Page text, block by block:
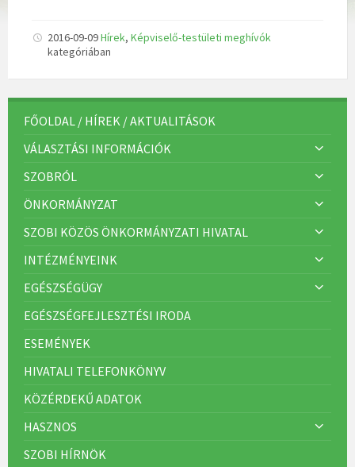
2016-09-09Hírek, Képviselő-testületi meghívók
kategóriában
FŐOLDAL / HÍREK / AKTUALITÁSOK
VÁLASZTÁSI INFORMÁCIÓK
SZOBRÓL
ÖNKORMÁNYZAT
SZOBI KÖZÖS ÖNKORMÁNYZATI HIVATAL
INTÉZMÉNYEINK
EGÉSZSÉGÜGY
EGÉSZSÉGFEJLESZTÉSI IRODA
ESEMÉNYEK
HIVATALI TELEFONKÖNYV
KÖZÉRDEKŰ ADATOK
HASZNOS
SZOBI HÍRNÖK